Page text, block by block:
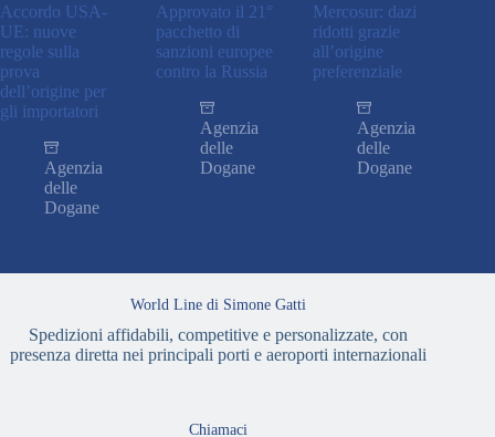
Accordo USA-
UE: nuove
regole sulla
prova
dell’origine per
gli importatori
Agenzia
delle
Dogane
Approvato il 21°
pacchetto di
sanzioni europee
contro la Russia
Agenzia
delle
Dogane
Mercosur: dazi
ridotti grazie
all’origine
preferenziale
Agenzia
delle
Dogane
World Line di Simone Gatti
Spedizioni affidabili, competitive e personalizzate, con
presenza diretta nei principali porti e aeroporti internazionali
Chiamaci